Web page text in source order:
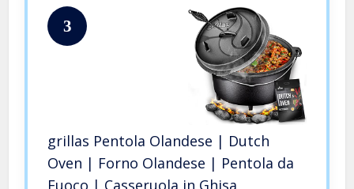
3
grillas Pentola Olandese | Dutch
Oven | Forno Olandese | Pentola da